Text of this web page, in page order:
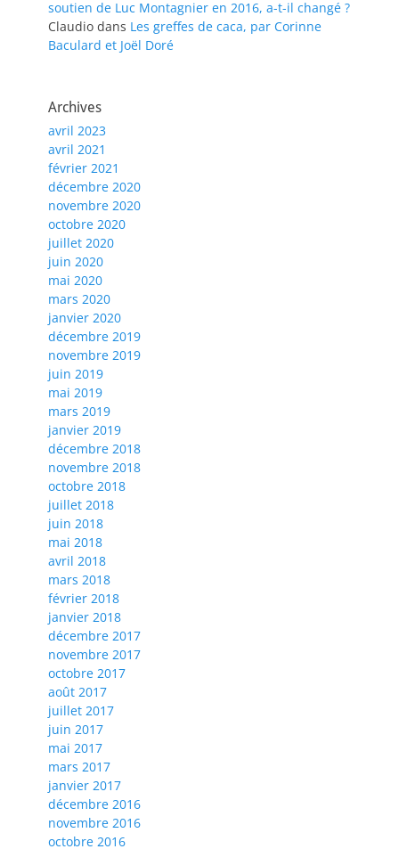
soutien de Luc Montagnier en 2016, a-t-il changé ?
Claudio dans Les greffes de caca, par Corinne
Baculard et Joël Doré
Archives
avril 2023
avril 2021
février 2021
décembre 2020
novembre 2020
octobre 2020
juillet 2020
juin 2020
mai 2020
mars 2020
janvier 2020
décembre 2019
novembre 2019
juin 2019
mai 2019
mars 2019
janvier 2019
décembre 2018
novembre 2018
octobre 2018
juillet 2018
juin 2018
mai 2018
avril 2018
mars 2018
février 2018
janvier 2018
décembre 2017
novembre 2017
octobre 2017
août 2017
juillet 2017
juin 2017
mai 2017
mars 2017
janvier 2017
décembre 2016
novembre 2016
octobre 2016